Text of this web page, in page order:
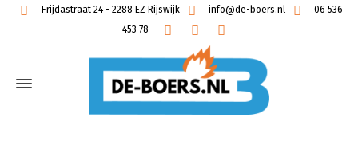
Frijdastraat 24 - 2288 EZ Rijswijk info@de-boers.nl
06 536
453 78